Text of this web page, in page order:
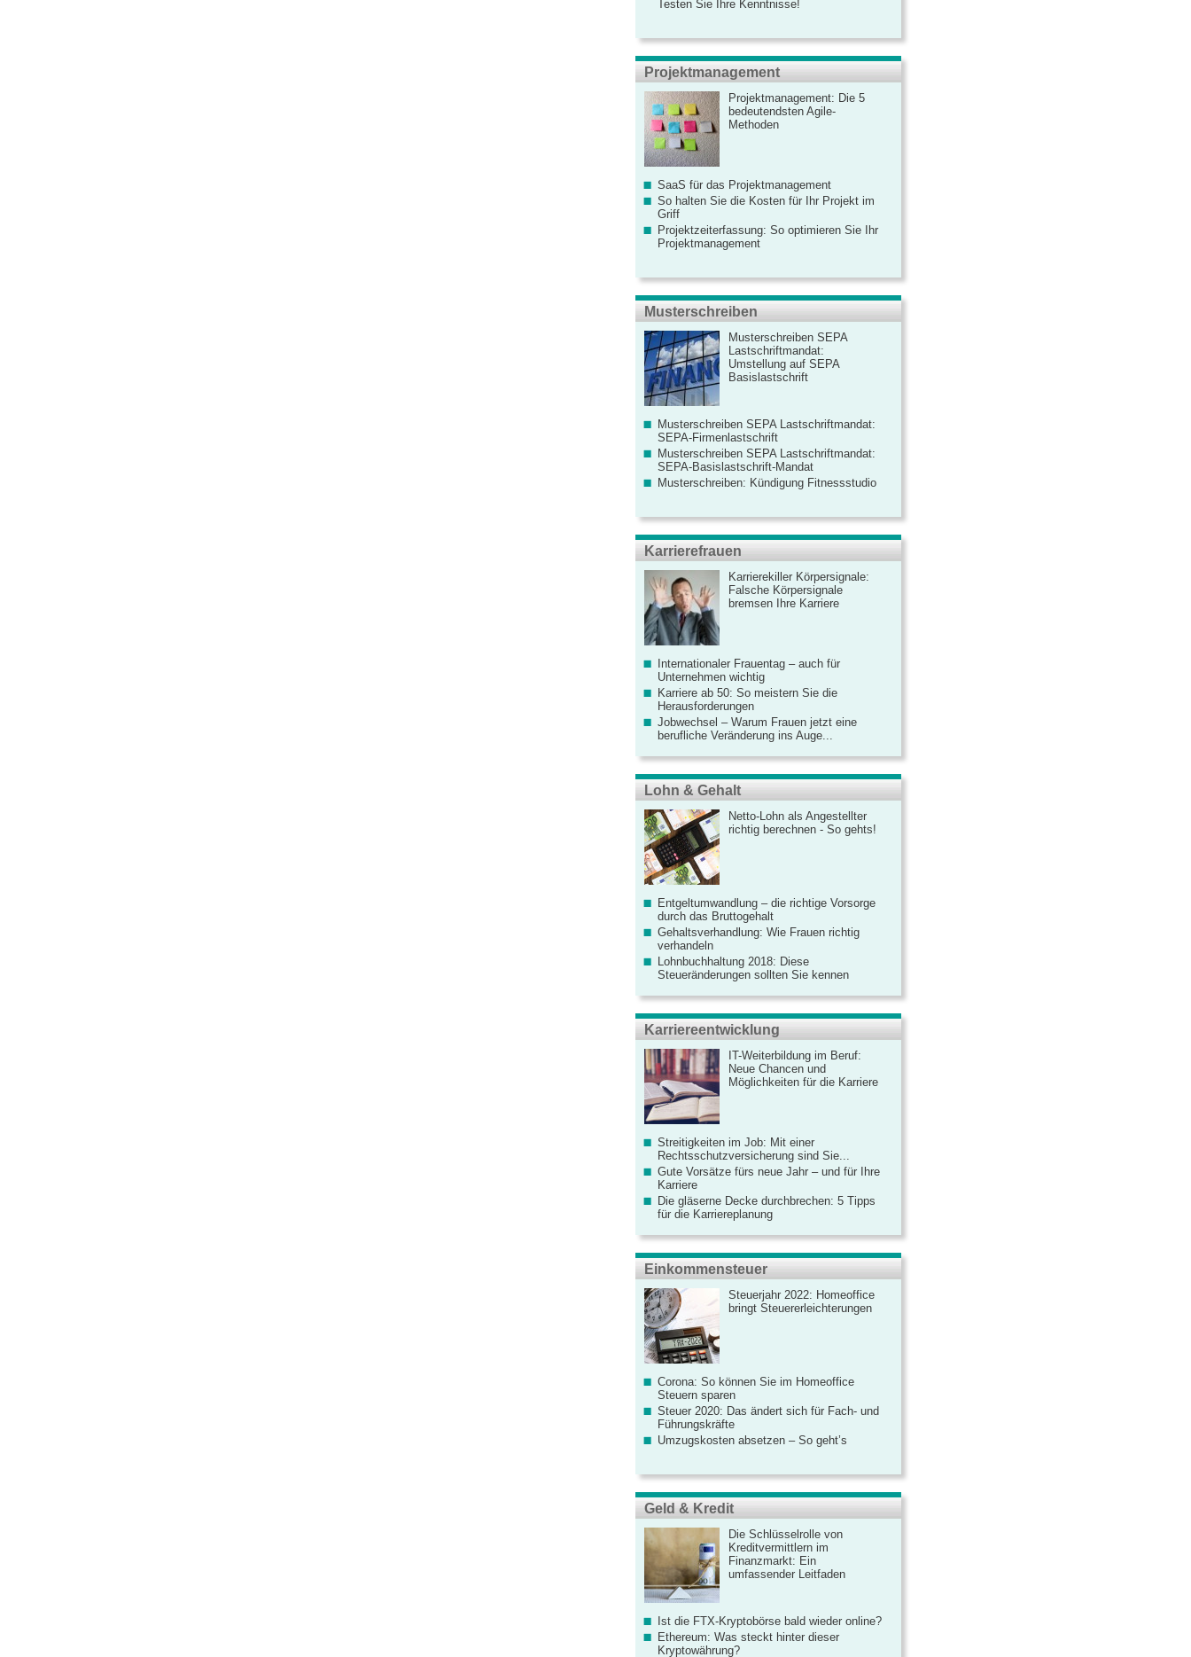
Testen Sie Ihre Kenntnisse!
Projektmanagement
Projektmanagement: Die 5
bedeutendsten Agile-
Methoden
SaaS für das Projektmanagement
So halten Sie die Kosten für Ihr Projekt im
Griff
Projektzeiterfassung: So optimieren Sie Ihr
Projektmanagement
Musterschreiben
Musterschreiben SEPA
Lastschriftmandat:
Umstellung auf SEPA
Basislastschrift
Musterschreiben SEPA Lastschriftmandat:
SEPA-Firmenlastschrift
Musterschreiben SEPA Lastschriftmandat:
SEPA-Basislastschrift-Mandat
Musterschreiben: Kündigung Fitnessstudio
Karrierefrauen
Karrierekiller Körpersignale:
Falsche Körpersignale
bremsen Ihre Karriere
Internationaler Frauentag – auch für
Unternehmen wichtig
Karriere ab 50: So meistern Sie die
Herausforderungen
Jobwechsel – Warum Frauen jetzt eine
berufliche Veränderung ins Auge...
Lohn & Gehalt
Netto-Lohn als Angestellter
richtig berechnen - So gehts!
Entgeltumwandlung – die richtige Vorsorge
durch das Bruttogehalt
Gehaltsverhandlung: Wie Frauen richtig
verhandeln
Lohnbuchhaltung 2018: Diese
Steueränderungen sollten Sie kennen
Karriereentwicklung
IT-Weiterbildung im Beruf:
Neue Chancen und
Möglichkeiten für die Karriere
Streitigkeiten im Job: Mit einer
Rechtsschutzversicherung sind Sie...
Gute Vorsätze fürs neue Jahr – und für Ihre
Karriere
Die gläserne Decke durchbrechen: 5 Tipps
für die Karriereplanung
Einkommensteuer
Steuerjahr 2022: Homeoffice
bringt Steuererleichterungen
Corona: So können Sie im Homeoffice
Steuern sparen
Steuer 2020: Das ändert sich für Fach- und
Führungskräfte
Umzugskosten absetzen – So geht’s
Geld & Kredit
Die Schlüsselrolle von
Kreditvermittlern im
Finanzmarkt: Ein
umfassender Leitfaden
Ist die FTX-Kryptobörse bald wieder online?
Ethereum: Was steckt hinter dieser
Kryptowährung?